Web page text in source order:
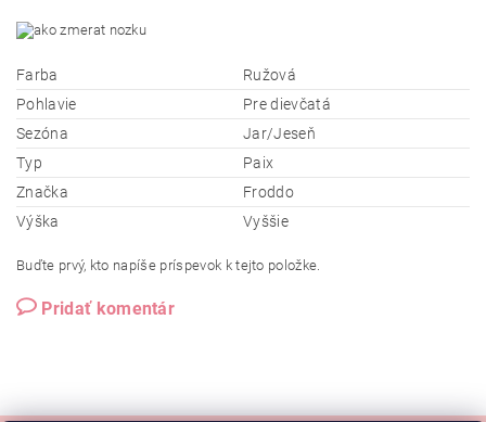
Farba
Ružová
Pohlavie
Pre dievčatá
Sezóna
Jar/Jeseň
Typ
Paix
Značka
Froddo
Výška
Vyššie
Buďte prvý, kto napíše príspevok k tejto položke.
Pridať komentár